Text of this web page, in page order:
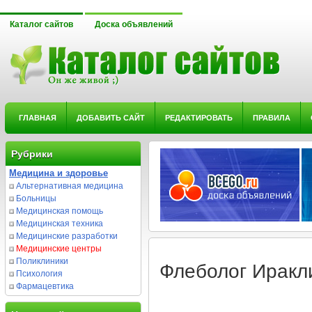
Каталог сайтов Доска объявлений
ГЛАВНАЯ ДОБАВИТЬ САЙТ РЕДАКТИРОВАТЬ ПРАВИЛА
Рубрики
Медицина и здоровье
Альтернативная медицина
Больницы
Медицинская помощь
Медицинская техника
Медицинские разработки
Медицинские центры
Поликлиники
Психология
Фармацевтика
Флеболог